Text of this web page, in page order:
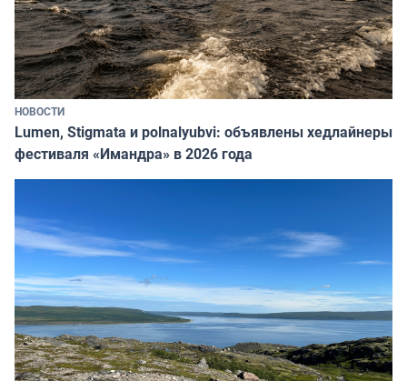
НОВОСТИ
Lumen, Stigmata и polnalyubvi: объявлены хедлайнеры
фестиваля «Имандра» в 2026 года